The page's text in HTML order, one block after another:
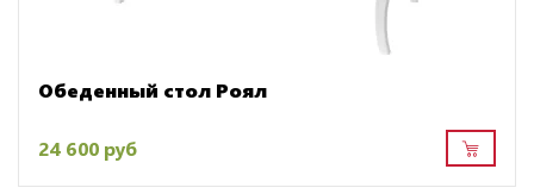
Обеденный стол Роял
24 600 руб